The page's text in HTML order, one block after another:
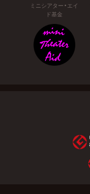
ミニシアター・エイ
ド基金